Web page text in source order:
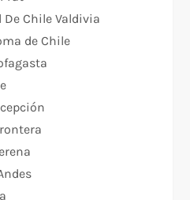
Chile Valdivia
de Chile